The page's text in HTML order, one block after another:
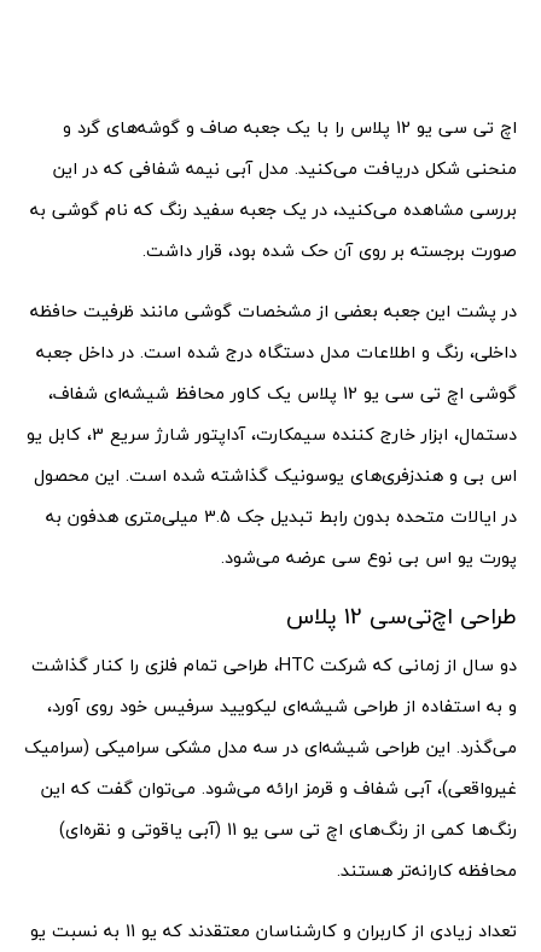
اچ تی سی یو 12 پلاس را با یک جعبه صاف و گوشه‌های گرد و
منحنی شکل دریافت می‌کنید. مدل آبی نیمه شفافی که در این
بررسی مشاهده می‌کنید، در یک جعبه سفید رنگ که نام گوشی به
صورت برجسته بر روی آن حک شده بود، قرار داشت.
در پشت این جعبه بعضی از مشخصات گوشی مانند ظرفیت حافظه
داخلی، رنگ و اطلاعات مدل دستگاه درج شده است. در داخل جعبه
گوشی اچ تی سی یو 12 پلاس یک کاور محافظ شیشه‌ای شفاف،
دستمال، ابزار خارج کننده سیمکارت، آداپتور شارژ سریع 3، کابل یو
اس بی و هندزفری‌های یوسونیک گذاشته شده است. این محصول
در ایالات متحده بدون رابط تبدیل جک 3.5 میلی‌متری هدفون به
پورت یو اس بی نوع سی عرضه می‌شود.
طراحی اچ‌تی‌سی 12 پلاس
دو سال از زمانی که شرکت HTC، طراحی تمام فلزی را کنار گذاشت
و به استفاده از طراحی شیشه‌ای لیکویید سرفیس خود روی آورد،
می‌گذرد. این طراحی شیشه‌ای در سه مدل مشکی سرامیکی (سرامیک
غیرواقعی)، آبی شفاف و قرمز ارائه می‌شود. می‌توان گفت که این
رنگ‌ها کمی از رنگ‌های اچ تی سی یو 11 (آبی یاقوتی و نقره‌ای)
محافظه کارانه‌تر هستند.
تعداد زیادی از کاربران و کارشناسان معتقدند که یو 11 به نسبت یو